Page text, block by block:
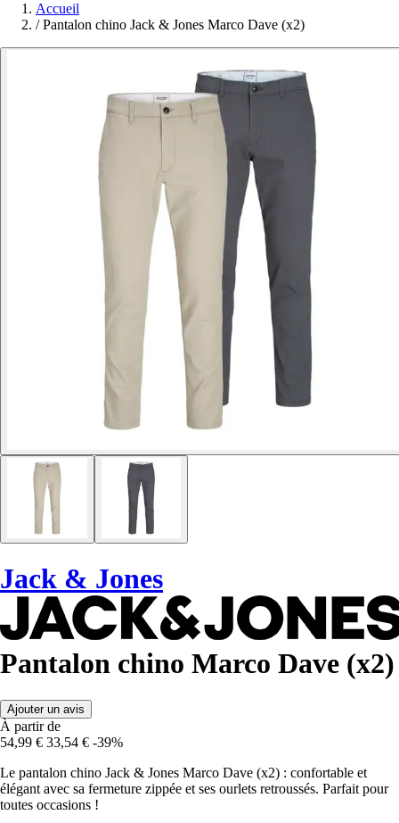
Accueil
/ Pantalon chino Jack & Jones Marco Dave (x2)
Jack & Jones
Pantalon chino Marco Dave (x2)
Ajouter un avis
À partir de
54,99 € 33,54 € -39%
Le pantalon chino Jack & Jones Marco Dave (x2) : confortable et
élégant avec sa fermeture zippée et ses ourlets retroussés. Parfait pour
toutes occasions !